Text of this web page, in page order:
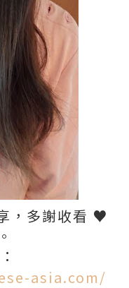
，多謝收看 ♥
asia.com/